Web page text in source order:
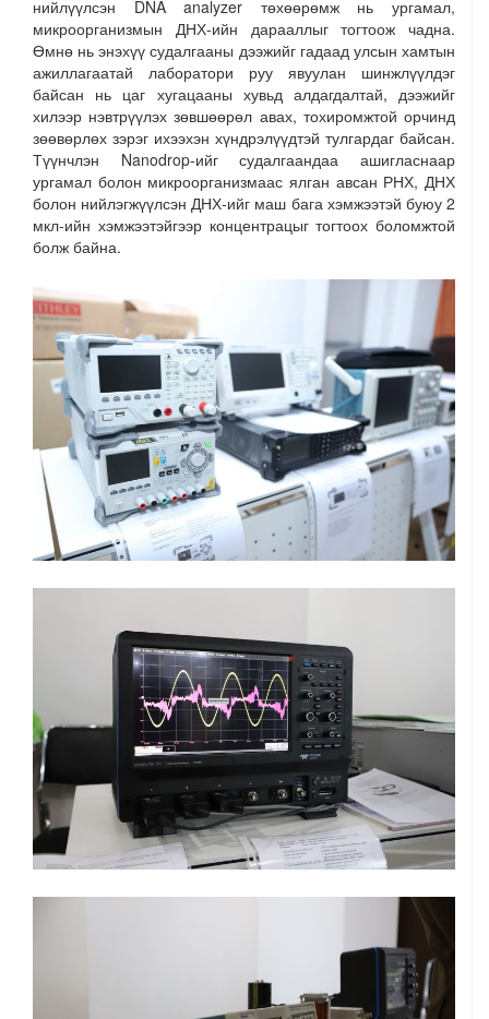
нийлүүлсэн DNA analyzer төхөөрөмж нь ургамал,
микроорганизмын ДНХ-ийн дарааллыг тогтоож чадна.
Өмнө нь энэхүү судалгааны дээжийг гадаад улсын хамтын
ажиллагаатай лаборатори руу явуулан шинжлүүлдэг
байсан нь цаг хугацааны хувьд алдагдалтай, дээжийг
хилээр нэвтрүүлэх зөвшөөрөл авах, тохиромжтой орчинд
зөөвөрлөх зэрэг ихээхэн хүндрэлүүдтэй тулгардаг байсан.
Түүнчлэн Nanodrop-ийг судалгаандаа ашигласнаар
ургамал болон микроорганизмаас ялган авсан РНХ, ДНХ
болон нийлэгжүүлсэн ДНХ-ийг маш бага хэмжээтэй буюу 2
мкл-ийн хэмжээтэйгээр концентрацыг тогтоох боломжтой
болж байна.